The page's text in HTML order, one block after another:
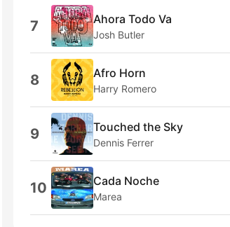
7 Ahora Todo Va
Josh Butler
8 Afro Horn
Harry Romero
9 Touched the Sky
Dennis Ferrer
10 Cada Noche
Marea